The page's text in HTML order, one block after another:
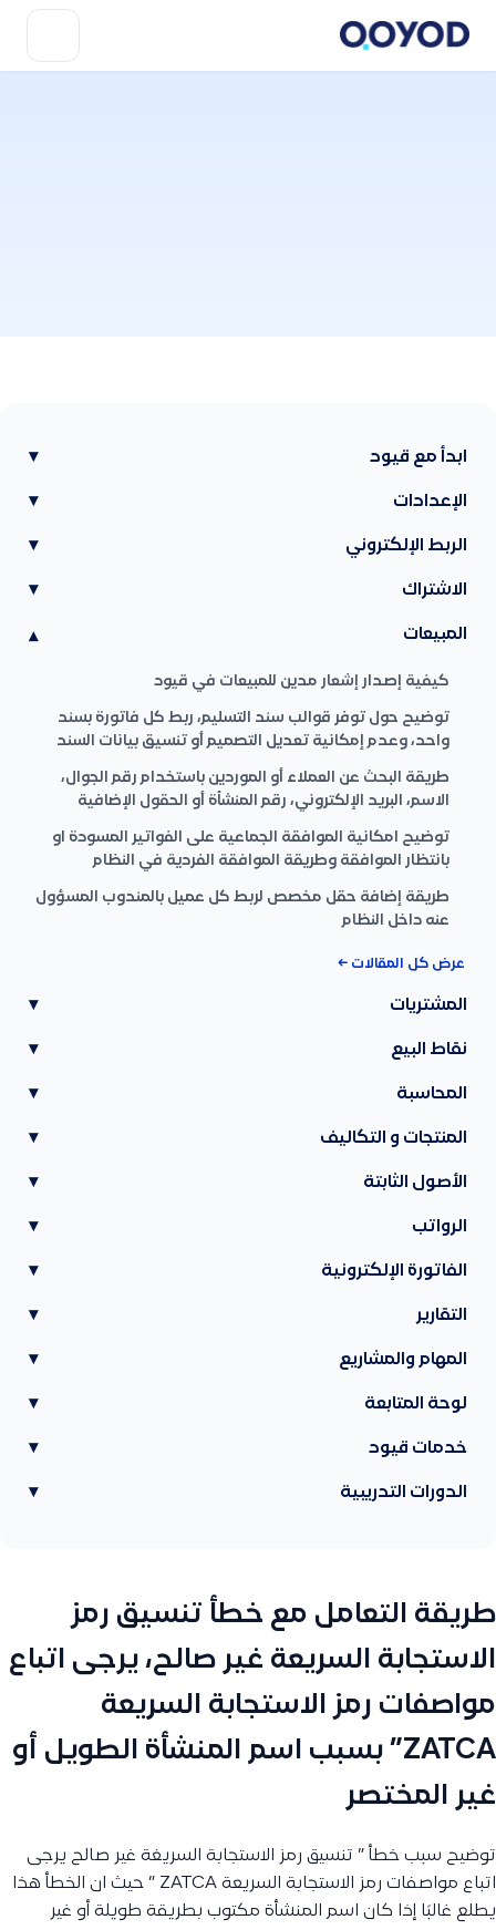
ابدأ مع قيود ▾
الإعدادات ▾
الربط الإلكتروني ▾
الاشتراك ▾
المبيعات ▾
كيفية إصدار إشعار مدين للمبيعات في قيود
توضيح حول توفر قوالب سند التسليم، ربط كل فاتورة بسند
واحد، وعدم إمكانية تعديل التصميم أو تنسيق بيانات السند
طريقة البحث عن العملاء أو الموردين باستخدام رقم الجوال،
الاسم، البريد الإلكتروني، رقم المنشأة أو الحقول الإضافية
توضيح امكانية الموافقة الجماعية على الفواتير المسودة او
بانتظار الموافقة وطريقة الموافقة الفردية في النظام
طريقة إضافة حقل مخصص لربط كل عميل بالمندوب المسؤول
عنه داخل النظام
عرض كل المقالات ←
المشتريات ▾
نقاط البيع ▾
المحاسبة ▾
المنتجات و التكاليف ▾
الأصول الثابتة ▾
الرواتب ▾
الفاتورة الإلكترونية ▾
التقارير ▾
المهام والمشاريع ▾
لوحة المتابعة ▾
خدمات قيود ▾
الدورات التدريبية ▾
طريقة التعامل مع خطأ تنسيق رمز
الاستجابة السريعة غير صالح، يرجى اتباع
مواصفات رمز الاستجابة السريعة
ZATCA” بسبب اسم المنشأة الطويل أو
غير المختصر
توضيح سبب خطأ ” تنسيق رمز الاستجابة السريغة غير صالح يرجى
اتباع مواصفات رمز الاستجابة السريعة ZATCA ” حيث ان الخطأ هذا
يطلع غالبًا إذا كان اسم المنشأة مكتوب بطريقة طويلة أو غير